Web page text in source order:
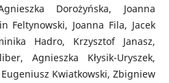
Dorożyńska, Joanna
Feltynowski, Joanna Fila, Jacek
Hadro, Krzysztof Janasz,
Agnieszka Kłysik-Uryszek,
Kwiatkowski, Zbigniew